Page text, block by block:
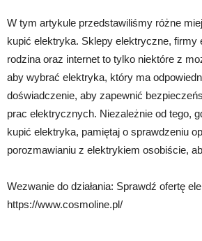
W tym artykule przedstawiliśmy różne
kupić elektryka. Sklepy elektryczne, firmy
rodzina oraz internet to tylko niektóre z
aby wybrać elektryka, który ma
doświadczenie, aby zapewnić
prac elektrycznych. Niezależnie od tego,
kupić elektryka, pamiętaj o sprawdzeniu
porozmawianiu z elektrykiem osobiście,
Wezwanie do działania: Sprawdź ofertę
https://www.cosmoline.pl/